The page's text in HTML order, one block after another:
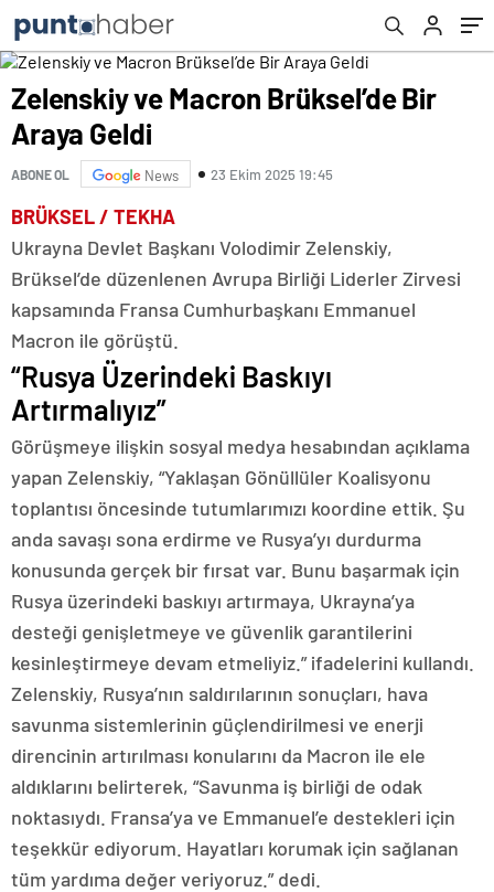
Zelenskiy ve Macron Brüksel’de Bir
Araya Geldi
ABONE OL News 23 Ekim 2025 19:45
BRÜKSEL / TEKHA
Ukrayna Devlet Başkanı Volodimir Zelenskiy,
Brüksel’de düzenlenen Avrupa Birliği Liderler Zirvesi
kapsamında Fransa Cumhurbaşkanı Emmanuel
Macron ile görüştü.
“Rusya Üzerindeki Baskıyı
Artırmalıyız”
Görüşmeye ilişkin sosyal medya hesabından açıklama
yapan Zelenskiy, “Yaklaşan Gönüllüler Koalisyonu
toplantısı öncesinde tutumlarımızı koordine ettik. Şu
anda savaşı sona erdirme ve Rusya’yı durdurma
konusunda gerçek bir fırsat var. Bunu başarmak için
Rusya üzerindeki baskıyı artırmaya, Ukrayna’ya
desteği genişletmeye ve güvenlik garantilerini
kesinleştirmeye devam etmeliyiz.” ifadelerini kullandı.
Zelenskiy, Rusya’nın saldırılarının sonuçları, hava
savunma sistemlerinin güçlendirilmesi ve enerji
direncinin artırılması konularını da Macron ile ele
aldıklarını belirterek, “Savunma iş birliği de odak
noktasıydı. Fransa’ya ve Emmanuel’e destekleri için
teşekkür ediyorum. Hayatları korumak için sağlanan
tüm yardıma değer veriyoruz.” dedi.